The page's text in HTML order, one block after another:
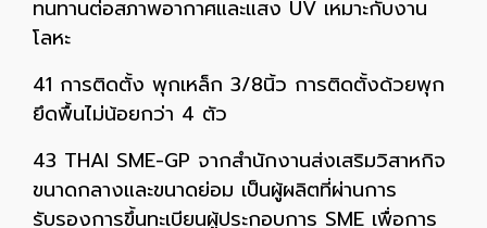
ทนทานต่อสภาพอากาศและแสง UV เหมาะกับงาน
โลหะ
41 การติดตั้ง พุกเหล็ก 3/8นิ้ว การติดตั้งด้วยพุก
ยึดพื้นไม่น้อยกว่า 4 ตัว
43 THAI SME-GP จากสำนักงานส่งเสริมวิสาหกิจ
ขนาดกลางและขนาดย่อม เป็นผู้ผลิตที่ผ่านการ
รับรองการขึ้นทะเบียนผู้ประกอบการ SME เพื่อการ